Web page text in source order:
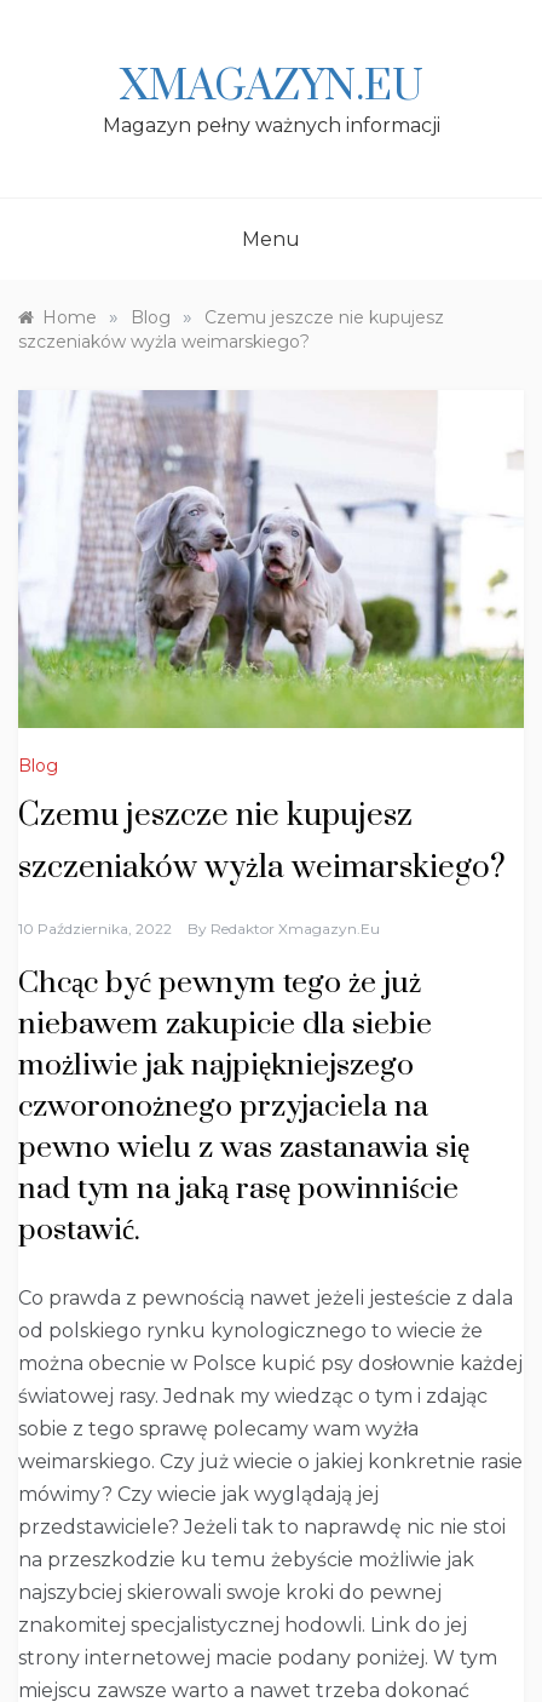
XMAGAZYN.EU
Magazyn pełny ważnych informacji
Menu
Home » Blog »
Czemu jeszcze nie kupujesz
szczeniaków wyżla weimarskiego?
Blog
Czemu jeszcze nie kupujesz
szczeniaków wyżla weimarskiego?
10 Października, 2022 By Redaktor Xmagazyn.eu
Chcąc być pewnym tego że już
niebawem zakupicie dla siebie
możliwie jak najpiękniejszego
czworonożnego przyjaciela na
pewno wielu z was zastanawia się
nad tym na jaką rasę powinniście
postawić.
Co prawda z pewnością nawet jeżeli jesteście z dala
od polskiego rynku kynologicznego to wiecie że
można obecnie w Polsce kupić psy dosłownie każdej
światowej rasy. Jednak my wiedząc o tym i zdając
sobie z tego sprawę polecamy wam wyżła
weimarskiego. Czy już wiecie o jakiej konkretnie rasie
mówimy? Czy wiecie jak wyglądają jej
przedstawiciele? Jeżeli tak to naprawdę nic nie stoi
na przeszkodzie ku temu żebyście możliwie jak
najszybciej skierowali swoje kroki do pewnej
znakomitej specjalistycznej hodowli. Link do jej
strony internetowej macie podany poniżej. W tym
miejscu zawsze warto a nawet trzeba dokonać